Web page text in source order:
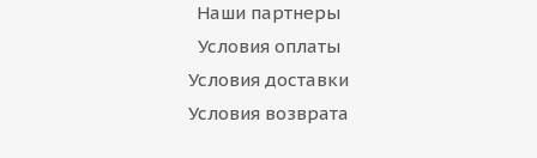
Наши партнеры
Условия оплаты
Условия доставки
Условия возврата